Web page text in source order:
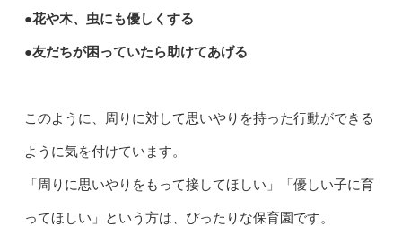
●花や木、虫にも優しくする
●友だちが困っていたら助けてあげる
このように、周りに対して思いやりを持った行動ができる
ように気を付けています。
「周りに思いやりをもって接してほしい」「優しい子に育
ってほしい」という方は、ぴったりな保育園です。